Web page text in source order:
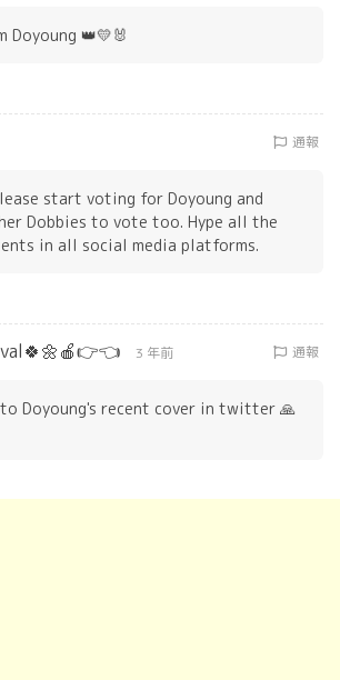
Doyoung 👑💛🐰
通報
start voting for Doyoung and
Dobbies to vote too. Hype all the
in all social media platforms.
3 年前 通報
Doyoung's recent cover in twitter 🙏